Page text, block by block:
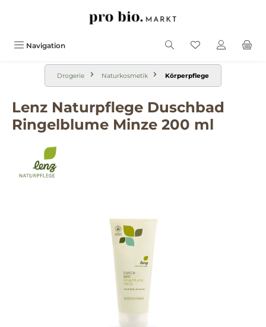
Navigation
Drogerie Naturkosmetik Körperpflege
Lenz Naturpflege Duschbad
Ringelblume Minze 200 ml